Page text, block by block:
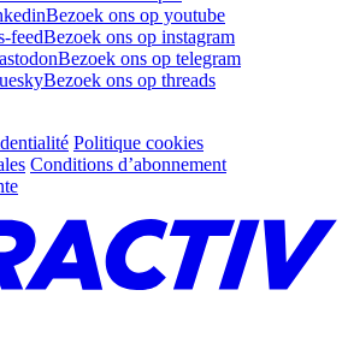
Bezoek ons op youtube
feedBezoek ons op instagram
Bezoek ons op telegram
Bezoek ons op threads
Politique cookies
Conditions d’abonnement